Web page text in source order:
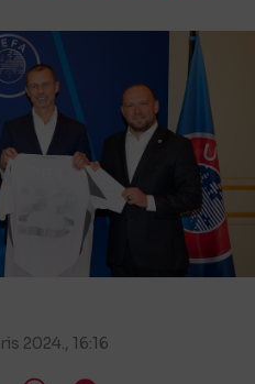
2024., 16:16